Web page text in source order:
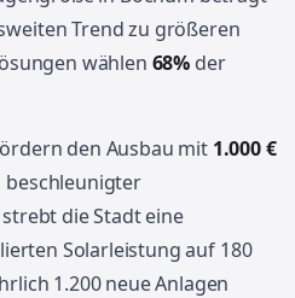
Trend zu größeren
wählen 68% der
den Ausbau mit 1.000 €
die Stadt eine
Solarleistung auf 180
1.200 neue Anlagen